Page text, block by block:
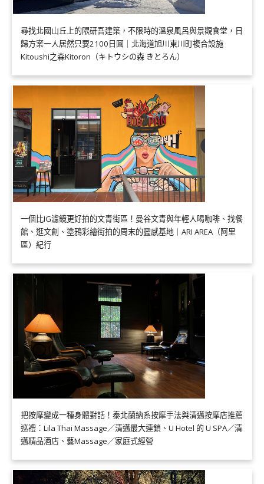
尋找北國山丘上的隈研吾建築，不限時的溫泉風呂與景觀食堂，日
歸方案一人居然只要2100日圓｜北海道旭川東川町複合設施
Kitoushi之森Kitoron（キトウシの森 きとろん）
一個比IG濾鏡更好拍的文青街區！曼谷文青與年輕人喝咖啡、找餐
館、逛文創、塗鴉彩繪街拍的周末的靈感基地｜ARI AREA（阿里
區）紀行
把按摩變成一種身體對話！泰北蘭納系按摩手法與清邁按摩店推薦
巡禮：Lila Thai Massage／清邁最大連鎖、U Hotel 的 U SPA／清
邁精品酒店、藝Massage／家庭式經營